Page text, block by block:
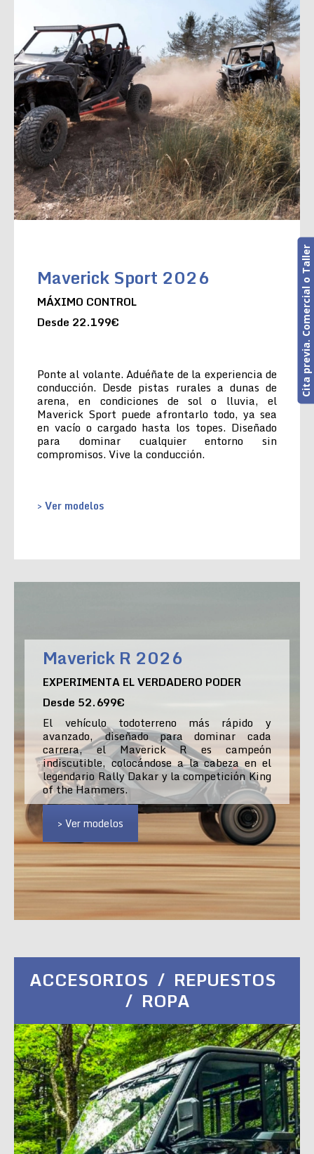
Maverick Sport 2026
MÁXIMO CONTROL
Desde 22.199€
Ponte al volante. Aduéñate de la experiencia de
conducción. Desde pistas rurales a dunas de
arena, en condiciones de sol o lluvia, el
Maverick Sport puede afrontarlo todo, ya sea
en vacío o cargado hasta los topes. Diseñado
para dominar cualquier entorno sin
compromisos. Vive la conducción.
> Ver modelos
Maverick R 2026
EXPERIMENTA EL VERDADERO PODER
Desde 52.699€
El vehículo todoterreno más rápido y
avanzado, diseñado para dominar cada
carrera, el Maverick R es campeón
indiscutible, colocándose a la cabeza en el
legendario Rally Dakar y la competición King
of the Hammers.
> Ver modelos
ACCESORIOS / REPUESTOS
/ ROPA
Cita previa. Comercial o Taller